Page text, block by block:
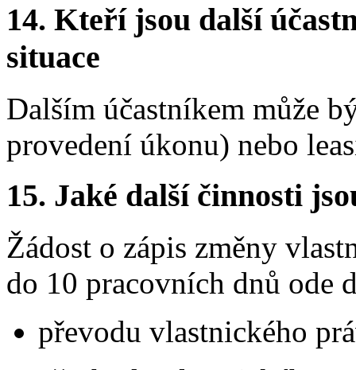
14. Kteří jsou další
situace
Dalším účastníkem může
provedení úkonu) nebo
15. Jaké další činnosti
Žádost o zápis změny
do 10 pracovních dnů ode
převodu vlastnického